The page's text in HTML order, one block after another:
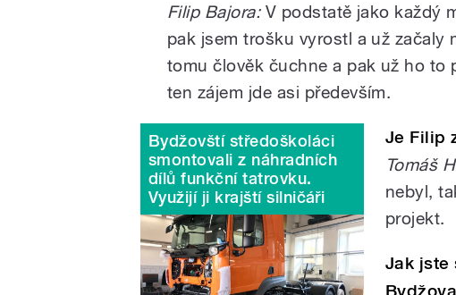
Filip Bajora:V podstatě jako každý
pak jsem trošku vyrostl a už začaly
tomu člověk čuchne a pak už ho to
ten zájem jde asi především.
Bydžovští středoškoláci
smontovali z náhradních
dílů funkční tatrovku.
Využijí ji krajští silničáři
Je Filip
Tomáš
nebyl,
projekt.
Jak jste